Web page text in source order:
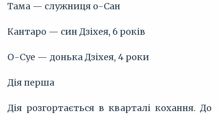
Тама — служниця о-Сан
Кантаро — син Дзіхея, 6 років
О-Суе — донька Дзіхея, 4 роки
Дія перша
Дія розгортається в кварталі кохання. До